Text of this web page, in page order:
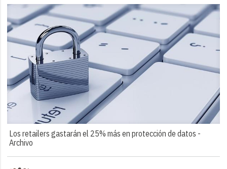
Los retailers gastarán el 25% más en protección de datos -
Archivo